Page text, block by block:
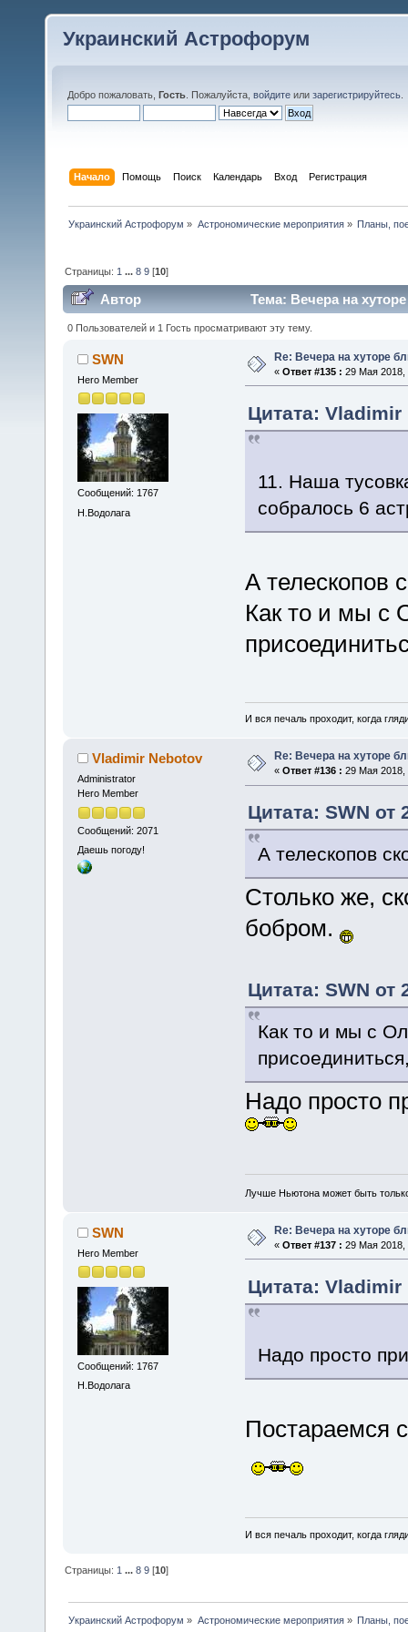
Украинский Астрофорум
Добро пожаловать, Гость . Пожалуйста, войдите или зарегистрируйтесь
Начало Помощь Поиск Календарь Вход Регистрация
Украинский Астрофорум » Астрономические мероприятия» Планы,
Страницы: 1 ...8 9 [10]
Автор Тема: Вечера на
0 Пользователей и 1 Гость просматривают эту тему.
SWN
Hero Member
Сообщений: 1767
Н.Водолага
Re: Вечера на хуторе
« Ответ #135 : 29 Мая 2018,
Цитата:
11. Наша
собралось 6
А телескопов
Как то и мы с
И вся печаль проходит, когда
Vladimir Nebotov
Administrator
Hero Member
Сообщений: 2071
Даешь погоду!
Re: Вечера на хуторе
« Ответ #136 : 29 Мая 2018,
Цитата: SWN от
А телескопов
Столько же,
бобром.
Цитата: SWN от
Как то и мы с
Надо просто
Лучше Ньютона может быть
SWN
Hero Member
Сообщений: 1767
Н.Водолага
Re: Вечера на хуторе
« Ответ #137 : 29 Мая 2018,
Цитата:
Надо просто
Постараемся
И вся печаль проходит, когда
Страницы: 1 ...8 9 [10]
Украинский Астрофорум » Астрономические мероприятия» Планы,